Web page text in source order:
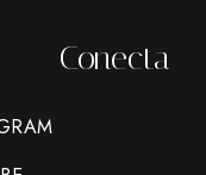
Conecta